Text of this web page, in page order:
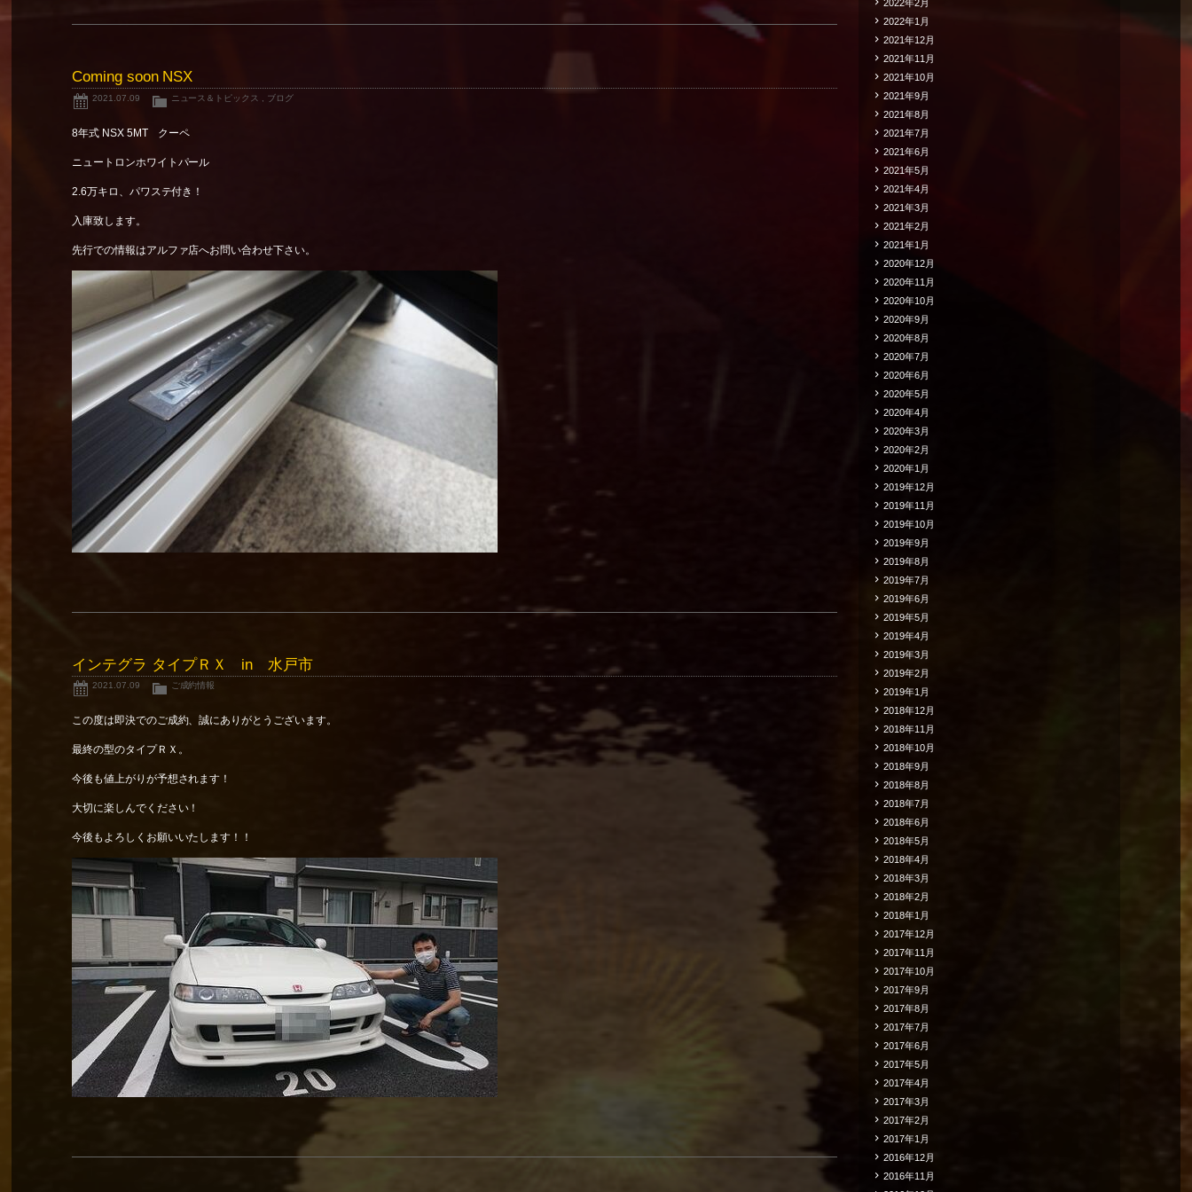
Coming soon NSX
2021.07.09 ニュース＆トピックス ブログ
8年式 NSX 5MT クーペ
ニュートロンホワイトパール
2.6万キロ、パワステ付き！
入庫致します。
先行での情報はアルファ店へお問い合わせ下さい。
インテグラ タイプＲＸ in 水戸市
2021.07.09 ご成約情報
この度は即決でのご成約、誠にありがとうございます。
最終の型のタイプＲＸ。
今後も値上がりが予想されます！
大切に楽しんでください！
今後もよろしくお願いいたします！！
2022年2月
2022年1月
2021年12月
2021年11月
2021年10月
2021年9月
2021年8月
2021年7月
2021年6月
2021年5月
2021年4月
2021年3月
2021年2月
2021年1月
2020年12月
2020年11月
2020年10月
2020年9月
2020年8月
2020年7月
2020年6月
2020年5月
2020年4月
2020年3月
2020年2月
2020年1月
2019年12月
2019年11月
2019年10月
2019年9月
2019年8月
2019年7月
2019年6月
2019年5月
2019年4月
2019年3月
2019年2月
2019年1月
2018年12月
2018年11月
2018年10月
2018年9月
2018年8月
2018年7月
2018年6月
2018年5月
2018年4月
2018年3月
2018年2月
2018年1月
2017年12月
2017年11月
2017年10月
2017年9月
2017年8月
2017年7月
2017年6月
2017年5月
2017年4月
2017年3月
2017年2月
2017年1月
2016年12月
2016年11月